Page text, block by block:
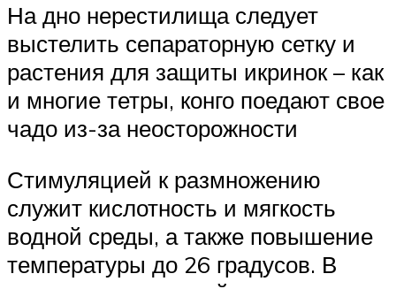
На дно нерестилища следует
выстелить сепараторную сетку и
растения для защиты икринок – как
и многие тетры, конго поедают свое
чадо из-за неосторожности
Стимуляцией к размножению
служит кислотность и мягкость
водной среды, а также повышение
температуры до 26 градусов. В